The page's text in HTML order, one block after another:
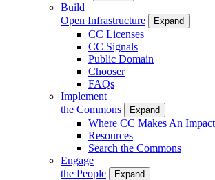
Build
Open Infrastructure
Expand
CC Licenses
CC Signals
Public Domain
Chooser
FAQs
Implement
the Commons
Expand
Where CC Makes An Impact
Resources
Search the Commons
Engage
the People
Expand